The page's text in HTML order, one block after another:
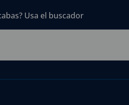
Usa el buscador